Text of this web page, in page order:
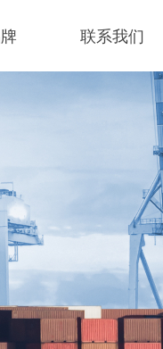
联系我们